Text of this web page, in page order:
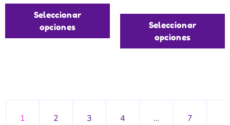
Seleccionar
opciones
Seleccionar
opciones
1 2 3 4 … 7